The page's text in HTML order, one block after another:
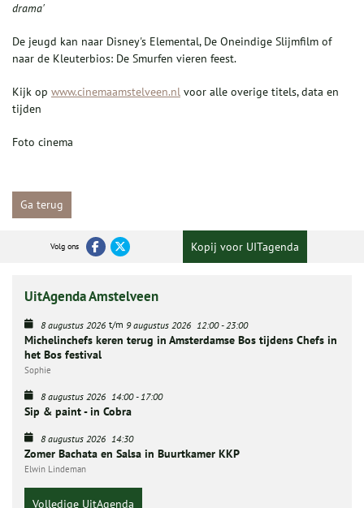
drama'
De jeugd kan naar Disney's Elemental, De Oneindige Slijmfilm of
naar de Kleuterbios: De Smurfen vieren feest.
Kijk op www.cinemaamstelveen.nl voor alle overige titels, data en
tijden
Foto cinema
Ga terug
Volg ons Kopij voor UITagenda
UitAgenda Amstelveen
8 augustus 2026 t/m 9 augustus 2026 12:00-23:00
Michelinchefs keren terug in Amsterdamse Bos tijdens Chefs in
het Bos festival
Sophie
8 augustus 2026 14:00-17:00
Sip & paint - in Cobra
8 augustus 2026 14:30
Zomer Bachata en Salsa in Buurtkamer KKP
Elwin Lindeman
Volledige UitAgenda